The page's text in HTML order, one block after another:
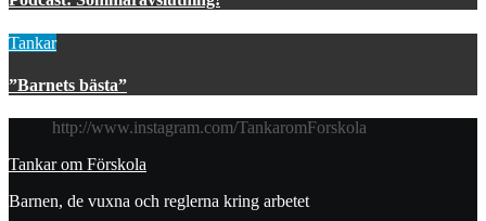
Tankar
”Barnets bästa”
http://www.instagram.com/TankaromForskola
Tankar om Förskola
Barnen, de vuxna och reglerna kring arbetet